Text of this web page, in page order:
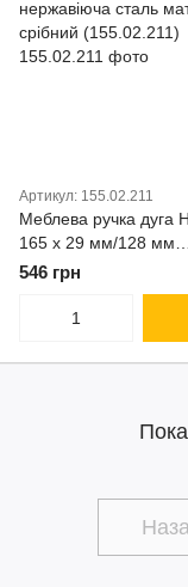
Артикул: 155.02.211
Меблева ручка дуга
165 х 29 мм/128 мм
нержавіюча сталь
срібний (155.02.211)
546 грн